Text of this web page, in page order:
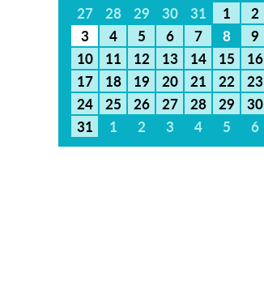
27 28 29 30 31 1
2
3
4 5 6 7 8
9
10
11 12 13 14 15
16
17
18 19 20 21 22
23
24
25 26 27 28 29
30
31
1 2 3 4 5 6